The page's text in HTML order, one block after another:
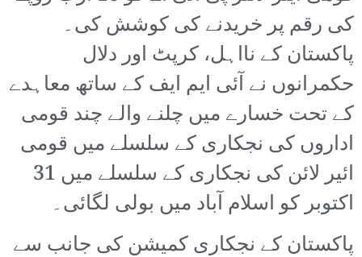
کی رقم پر خریدنے کی کوشش کی۔
پاکستان کے نااہل، کرپٹ اور دلال
حکمرانوں نے آئی ایم ایف کے ساتھ معاہدے
کے تحت خسارے میں چلنے والے چند قومی
اداروں کی نجکاری کے سلسلے میں قومی
ائیر لائن کی نجکاری کے سلسلے میں 31
اکتوبر کو اسلام آباد میں بولی لگائی۔
پاکستان کے نجکاری کمیشن کی جانب سے